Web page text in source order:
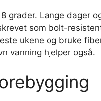
grader. Lange dager
som bolt-
ukene og bruke
vanning hjelper også.